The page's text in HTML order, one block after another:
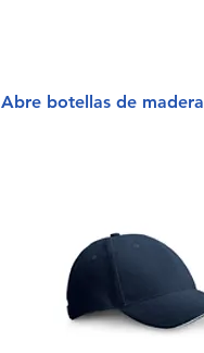
Abre botellas de madera